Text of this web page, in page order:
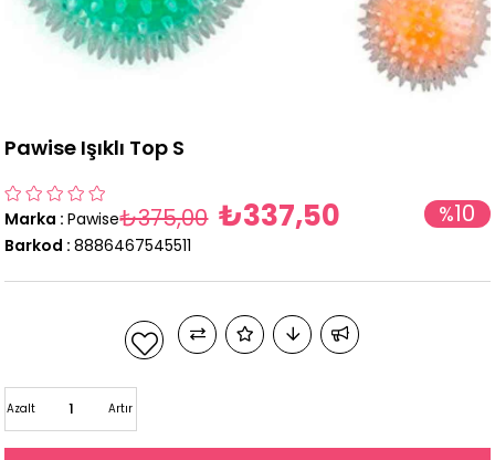
Pawise Işıklı Top S
Marka : Pawise %10
₺375,00 ₺337,50
Barkod : 8886467545511
Artır
Azalt